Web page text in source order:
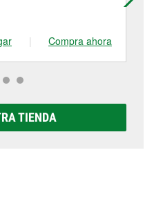
información.
| Compra ahora
TIENDA